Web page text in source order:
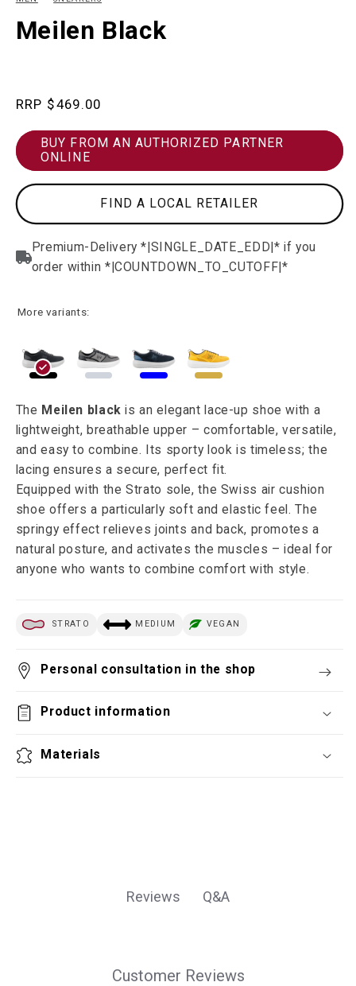
Meilen Black
Regular$469.00
BUY FROM AN AUTHORIZED PARTNER
ONLINE
FIND A LOCAL RETAILER
More variants:
The Meilen black is an elegant lace-up shoe with a
lightweight, breathable upper – comfortable, versatile,
and easy to combine. Its sporty look is timeless; the
lacing ensures a secure, perfect fit.
Equipped with the Strato sole, the Swiss air cushion
shoe offers a particularly soft and elastic feel. The
springy effect relieves joints and back, promotes a
natural posture, and activates the muscles – ideal for
anyone who wants to combine comfort with style.
STRATO MEDIUM VEGAN
Personal consultation in the shop
Product information
Materials
Reviews Q&A
Customer Reviews